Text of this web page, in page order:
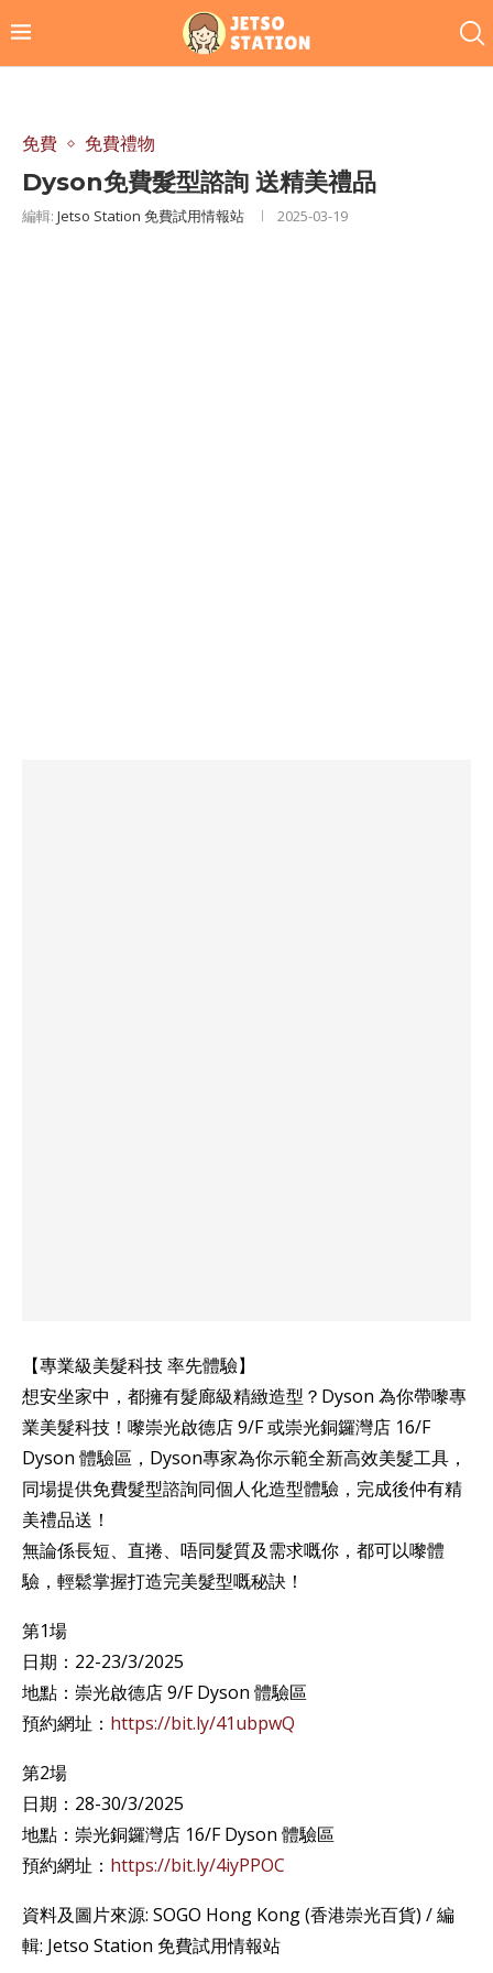
免費 免費禮物
Dyson免費髮型諮詢 送精美禮品
編輯: Jetso Station 免費試用情報站 2025-03-19
【專業級美髮科技 率先體驗】
想安坐家中，都擁有髮廊級精緻造型？Dyson 為你帶嚟專
業美髮科技！嚟崇光啟德店 9/F 或崇光銅鑼灣店 16/F
Dyson 體驗區，Dyson專家為你示範全新高效美髮工具，
同場提供免費髮型諮詢同個人化造型體驗，完成後仲有精
美禮品送！
無論係長短、直捲、唔同髮質及需求嘅你，都可以嚟體
驗，輕鬆掌握打造完美髮型嘅秘訣！
第1場
日期：22-23/3/2025
地點：崇光啟德店 9/F Dyson 體驗區
預約網址： https://bit.ly/41ubpwQ
第2場
日期：28-30/3/2025
地點：崇光銅鑼灣店 16/F Dyson 體驗區
預約網址： https://bit.ly/4iyPPOC
資料及圖片來源: SOGO Hong Kong (香港崇光百貨) / 編
輯: Jetso Station 免費試用情報站